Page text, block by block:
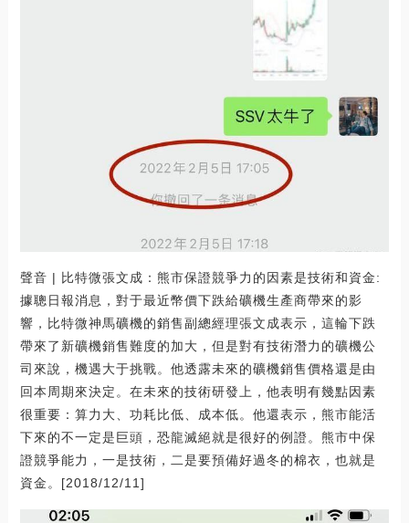
聲音 | 比特微張文成：熊市保證競爭力的因素是技術和資金:
據聰日報消息，對于最近幣價下跌給礦機生產商帶來的影
響，比特微神馬礦機的銷售副總經理張文成表示，這輪下跌
帶來了新礦機銷售難度的加大，但是對有技術潛力的礦機公
司來說，機遇大于挑戰。他透露未來的礦機銷售價格還是由
回本周期來決定。在未來的技術研發上，他表明有幾點因素
很重要：算力大、功耗比低、成本低。他還表示，熊市能活
下來的不一定是巨頭，恐龍滅絕就是很好的例證。熊市中保
證競爭能力，一是技術，二是要預備好過冬的棉衣，也就是
資金。[2018/12/11]